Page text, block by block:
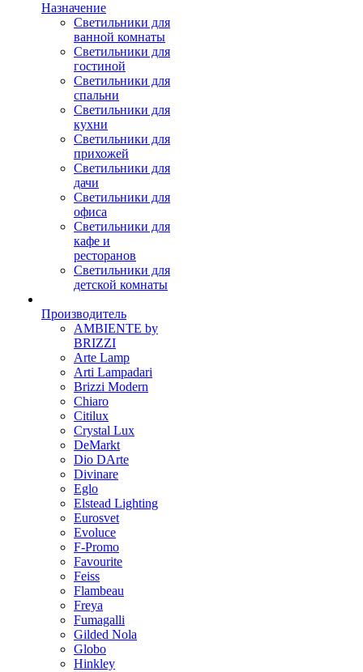
Назначение
Светильники для
ванной комнаты
Светильники для
гостиной
Светильники для
спальни
Светильники для
кухни
Светильники для
прихожей
Светильники для
дачи
Светильники для
офиса
Светильники для
кафе и
ресторанов
Светильники для
детской комнаты
Производитель
AMBIENTE by
BRIZZI
Arte Lamp
Arti Lampadari
Brizzi Modern
Chiaro
Citilux
Crystal Lux
DeMarkt
Dio DArte
Divinare
Eglo
Elstead Lighting
Eurosvet
Evoluce
F-Promo
Favourite
Feiss
Flambeau
Freya
Fumagalli
Gilded Nola
Globo
Hinkley